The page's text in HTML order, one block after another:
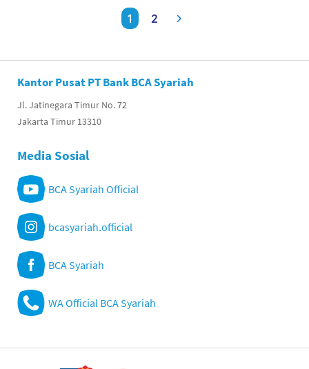
1 2
Kantor Pusat PT Bank BCA Syariah
Jl. Jatinegara Timur No. 72
Jakarta Timur 13310
Media Sosial
BCA Syariah Official
bcasyariah.official
BCA Syariah
WA Official BCA Syariah